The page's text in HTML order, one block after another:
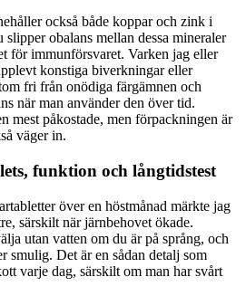
också både koppar och zink i
slipper obalans mellan dessa mineraler
för immunförsvaret. Varken jag eller
konstiga biverkningar eller
fri från onödiga färgämnen och
när man använder den över tid.
mest påkostade, men förpackningen är
väger in.
funktion och långtidstest
över en höstmånad märkte jag
särskilt när järnbehovet ökade.
utan vatten om du är på språng, och
smulig. Det är en sådan detalj som
varje dag, särskilt om man har svårt